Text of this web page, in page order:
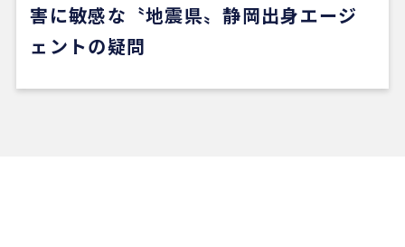
害に敏感な〝地震県〟静岡出身エージ
ェントの疑問